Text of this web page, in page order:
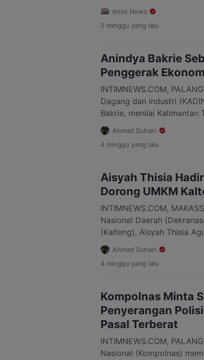
Muda Tindak Pidana
Adriansyah. Keputusan itu
(23/7/2026), hanya
tindak pidana pencucian
menegaskan,
Intim News
2 minggu yang lalu
Anindya Bakrie
Penggerak
INTIMNEWS.COM,
Dagang dan Industri
Bakrie, menilai Kalimantan
potensi besar untuk
pertumbuhan ekonomi
saat menghadiri pelantikan
Tingang, Kantor Gubernur
Ahmad Suhairi
4 minggu yang lalu
Aisyah Thisia
Dorong UMKM
INTIMNEWS.COM,
Nasional Daerah
(Kalteng), Aisyah Thisia
peringatan Hari Ulang
Kerajinan Nasional
Sulawesi Selatan, Kamis,
Berkelanjutan Perajin
Kerajinan Nasional […]
Ahmad Suhairi
4 minggu yang lalu
Kompolnas Minta
Penyerangan
Pasal Terberat
INTIMNEWS.COM,
Nasional (Kompolnas)